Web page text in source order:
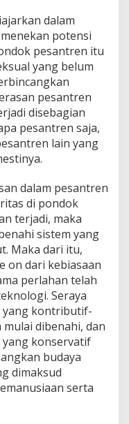
dalam
potensi
pesantren itu
yang belum
pesantren
disebagian
pesantren saja,
lain yang
dalam pesantren
di pondok
terjadi, maka
sistem yang
Maka dari itu,
on dari kebiasaan
perlahan telah
Seraya
yang kontributif-
dibenahi, dan
konservatif
budaya
dimaksud
serta